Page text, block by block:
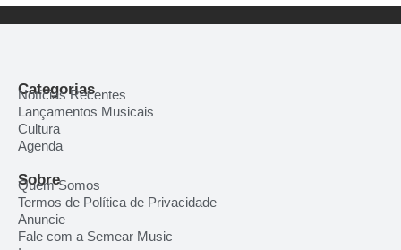
Categorias
Notícias Recentes
Lançamentos Musicais
Cultura
Agenda
Sobre
Quem Somos
Termos de Política de Privacidade
Anuncie
Fale com a Semear Music